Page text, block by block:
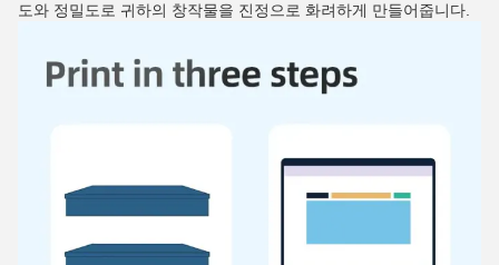
도와 정밀도로 귀하의 창작물을 진정으로 화려하게 만들어줍니다.